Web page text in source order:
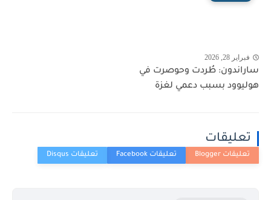
فبراير 28, 2026
ساراندون: طُردت وحوصرت في
هوليوود بسبب دعمي لغزة
تعليقات